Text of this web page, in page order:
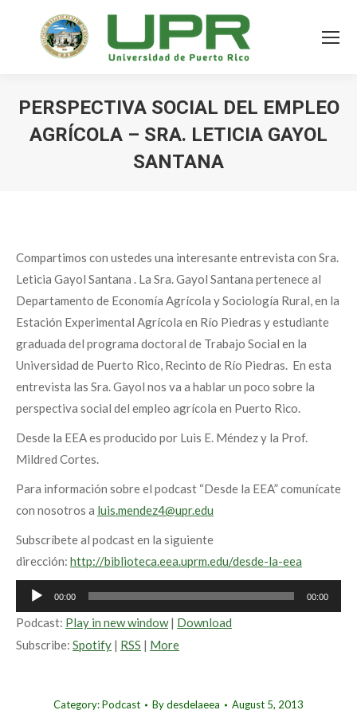
PERSPECTIVA SOCIAL DEL EMPLEO
AGRÍCOLA – SRA. LETICIA GAYOL
SANTANA
Compartimos con ustedes una interesante entrevista con Sra.
Leticia Gayol Santana . La Sra. Gayol Santana pertenece al
Departamento de Economía Agrícola y Sociología Rural, en la
Estación Experimental Agrícola en Río Piedras y estudiante
graduada del programa doctoral de Trabajo Social en la
Universidad de Puerto Rico, Recinto de Río Piedras. En esta
entrevista las Sra. Gayol nos va a hablar un poco sobre la
perspectiva social del empleo agrícola en Puerto Rico.
Desde la EEA es producido por Luis E. Méndez y la Prof.
Mildred Cortes.
Para información sobre el podcast “Desde la EEA” comunícate
con nosotros a luis.mendez4@upr.edu
Subscríbete al podcast en la siguiente
dirección: http://biblioteca.eea.uprm.edu/desde-la-eea
Audio
Player
00:00 00:00
Podcast: Play in new window| Download
Subscribe: Spotify | RSS | More
Category:Podcast Bydesdelaeea August 5, 2013